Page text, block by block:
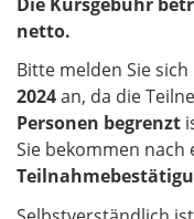
netto.
Bitte melden Sie sich
2024an, da die
Personen begrenzt
Sie bekommen